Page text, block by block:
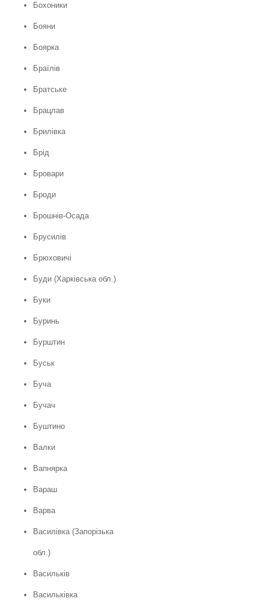
Бохоники
Бояни
Боярка
Браїлів
Братське
Брацлав
Брилівка
Брід
Бровари
Броди
Брошнів-Осада
Брусилів
Брюховичі
Буди (Харківська обл.)
Буки
Буринь
Бурштин
Буськ
Буча
Бучач
Буштино
Валки
Вапнярка
Вараш
Варва
Василівка (Запорізька
обл.)
Васильків
Васильківка